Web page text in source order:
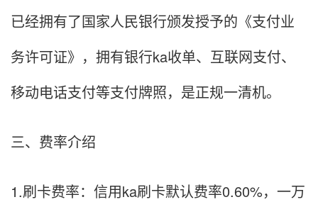
已经拥有了国家人民银行颁发授予的《支付业
务许可证》，拥有银行ka收单、互联网支付、
移动电话支付等支付牌照，是正规一清机。
三、费率介绍
1.刷卡费率：信用ka刷卡默认费率0.60%，一万